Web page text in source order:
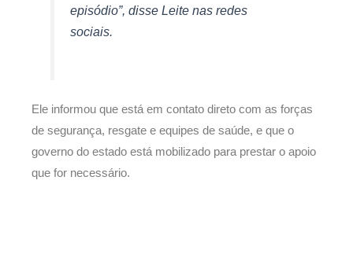
episódio”, disse Leite nas redes
sociais.
Ele informou que está em contato direto com as forças
de segurança, resgate e equipes de saúde, e que o
governo do estado está mobilizado para prestar o apoio
que for necessário.